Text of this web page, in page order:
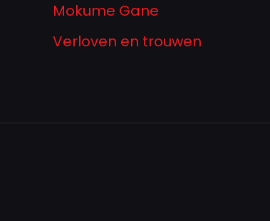
Mokume Gane
Verloven en trouwen